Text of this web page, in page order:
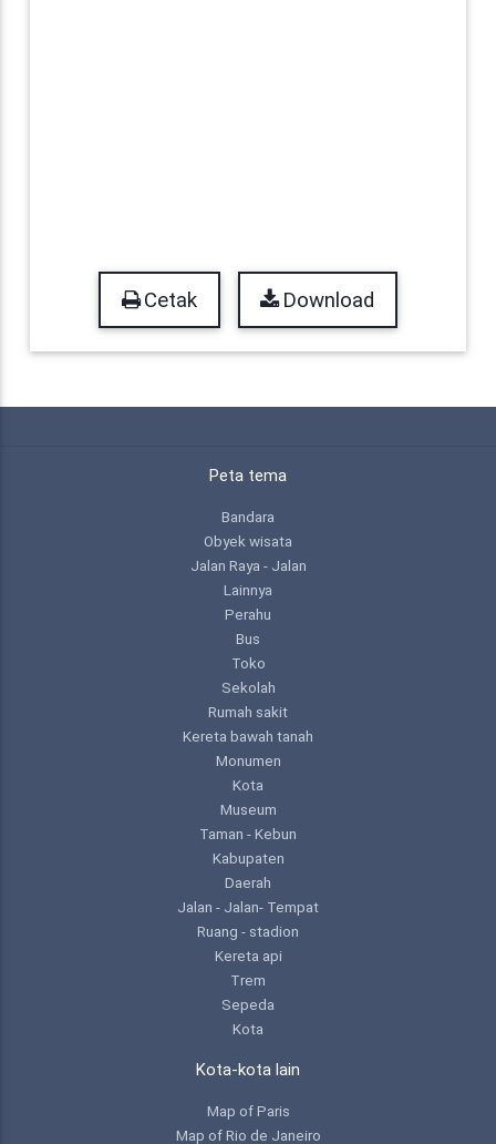
Cetak Download
Peta tema
Bandara
Obyek wisata
Jalan Raya - Jalan
Lainnya
Perahu
Bus
Toko
Sekolah
Rumah sakit
Kereta bawah tanah
Monumen
Kota
Museum
Taman - Kebun
Kabupaten
Daerah
Jalan - Jalan- Tempat
Ruang - stadion
Kereta api
Trem
Sepeda
Kota
Kota-kota lain
Map of Paris
Map of Rio de Janeiro